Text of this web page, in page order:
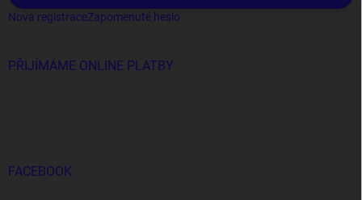
Nová registraceZapomenuté heslo
PŘIJÍMÁME ONLINE PLATBY
FACEBOOK